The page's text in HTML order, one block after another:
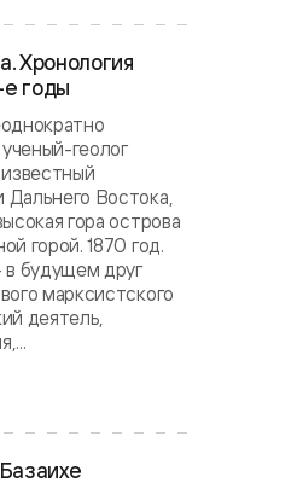
Хронология
е годы
геолог
Дальнего Востока,
гора острова
горой. 1870 год.
будущем друг
марксистского
деятель,